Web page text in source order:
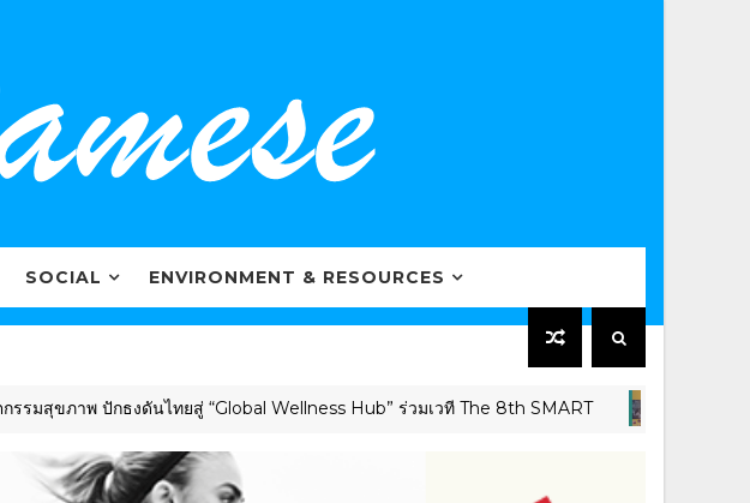
SOCIAL ENVIRONMENT & RESOURCES
าพ ปักธงดันไทยสู่ “Global Wellness Hub” ร่วมเวที The 8th SMART HEALTHCARE